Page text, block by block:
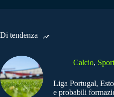
Di tendenza
Calcio, Sport
Liga Portugal,
e probabili